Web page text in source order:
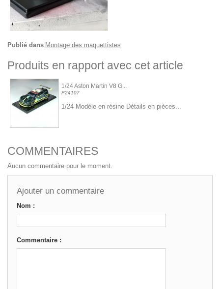
Publié dans Montage des maquettistes
Produits en rapport avec cet article
1/24 Aston Martin V8 G...
P24107
1/24 Modèle en résine Détails en pièces...
COMMENTAIRES
Aucun commentaire pour le moment.
Ajouter un commentaire
Nom :
Commentaire :